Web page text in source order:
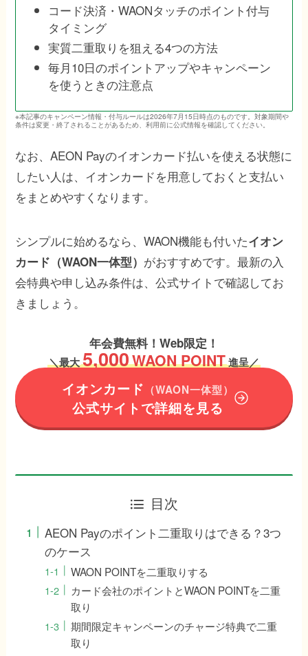
コード決済・WAONタッチのポイント付与
タイミング
実質二重取りを狙える4つの方法
毎月10日のポイントアップやキャンペーン
を使うときの注意点
※本記事のキャンペーン情報・付与ルールは2026年7月15日時点のものです。対象期間や
条件は変更・終了されることがあるため、利用前に公式情報を確認してください。
なお、AEON Payのイオンカード払いを使える状態に
したい人は、イオンカードを用意しておくと支払い
をまとめやすくなります。
シンプルに始めるなら、WAON機能も付いたイオン
カード（WAON一体型） がおすすめです。最新の入
会特典や申し込み条件は、公式サイトで確認してお
きましょう。
年会費無料！Web限定！
＼最大5,000WAON POINT進呈／
イオンカード （WAON一体型）
公式サイトで詳細を見る
目次
AEON Payのポイント二重取りはできる？3つ
のケース
WAON POINTを二重取りする
カード会社のポイントとWAON POINTを二重
取り
期間限定キャンペーンのチャージ特典で二重
取り